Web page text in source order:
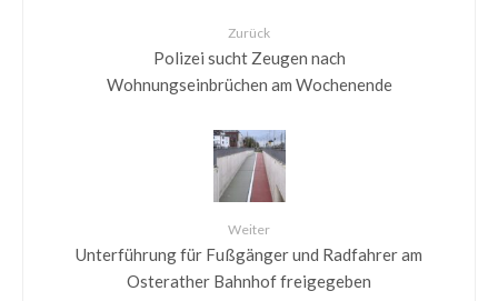
Zurück
Polizei sucht Zeugen nach
Wohnungseinbrüchen am Wochenende
Weiter
Unterführung für Fußgänger und Radfahrer am
Osterather Bahnhof freigegeben